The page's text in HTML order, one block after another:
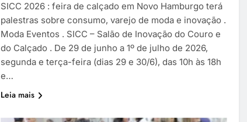
SICC 2026 : feira de calçado em Novo Hamburgo terá
palestras sobre consumo, varejo de moda e inovação .
Moda Eventos . SICC – Salão de Inovação do Couro e
do Calçado . De 29 de junho a 1º de julho de 2026,
segunda e terça-feira (dias 29 e 30/6), das 10h às 18h
e…
Leia mais